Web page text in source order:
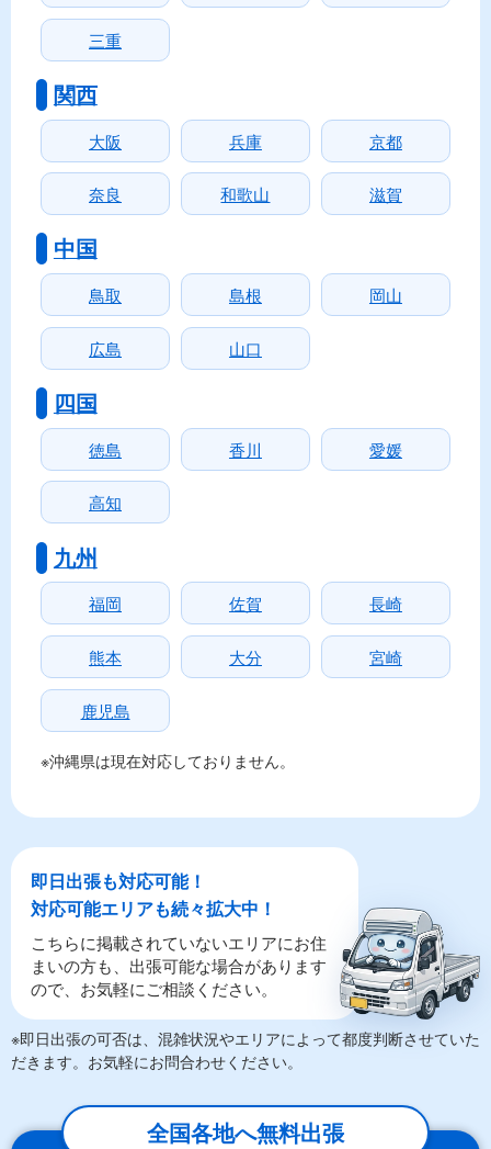
三重
関西
大阪 兵庫 京都
奈良 和歌山 滋賀
中国
鳥取 島根 岡山
広島 山口
四国
徳島 香川 愛媛
高知
九州
福岡 佐賀 長崎
熊本 大分 宮崎
鹿児島
※沖縄県は現在対応しておりません。
即日出張も対応可能！
対応可能エリアも続々拡大中！
こちらに掲載されていないエリアにお住
まいの方も、出張可能な場合があります
ので、お気軽にご相談ください。
※即日出張の可否は、混雑状況やエリアによって都度判断させていた
だきます。お気軽にお問合わせください。
全国各地へ無料出張